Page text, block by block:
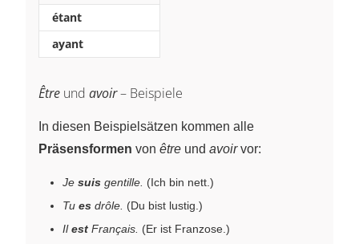
étant
ayant
Être und avoir– Beispiele
In diesen Beispielsätzen kommen alle
Präsensformen von être und avoirvor:
Je suis gentille. (Ich bin nett.)
Tu es drôle. (Du bist lustig.)
Ilest Français. (Er ist Franzose.)